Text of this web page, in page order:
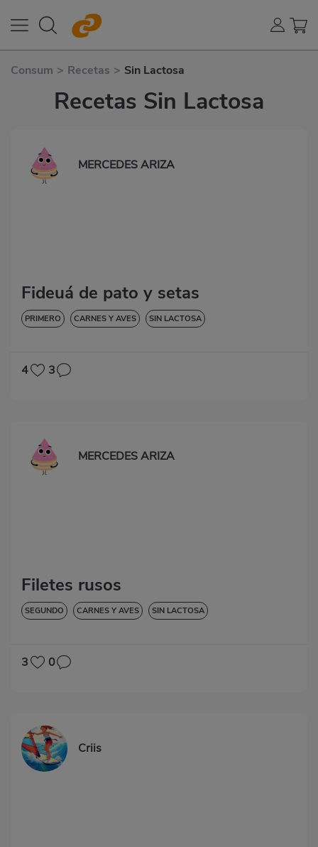
Consum > Recetas > Sin Lactosa
Recetas Sin Lactosa
MERCEDES ARIZA
Fideuá de pato y setas
PRIMERO CARNES Y AVES SIN LACTOSA
4 3
MERCEDES ARIZA
Filetes rusos
SEGUNDO CARNES Y AVES SIN LACTOSA
3 0
Criis